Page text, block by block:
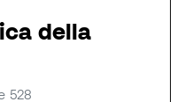
della
528